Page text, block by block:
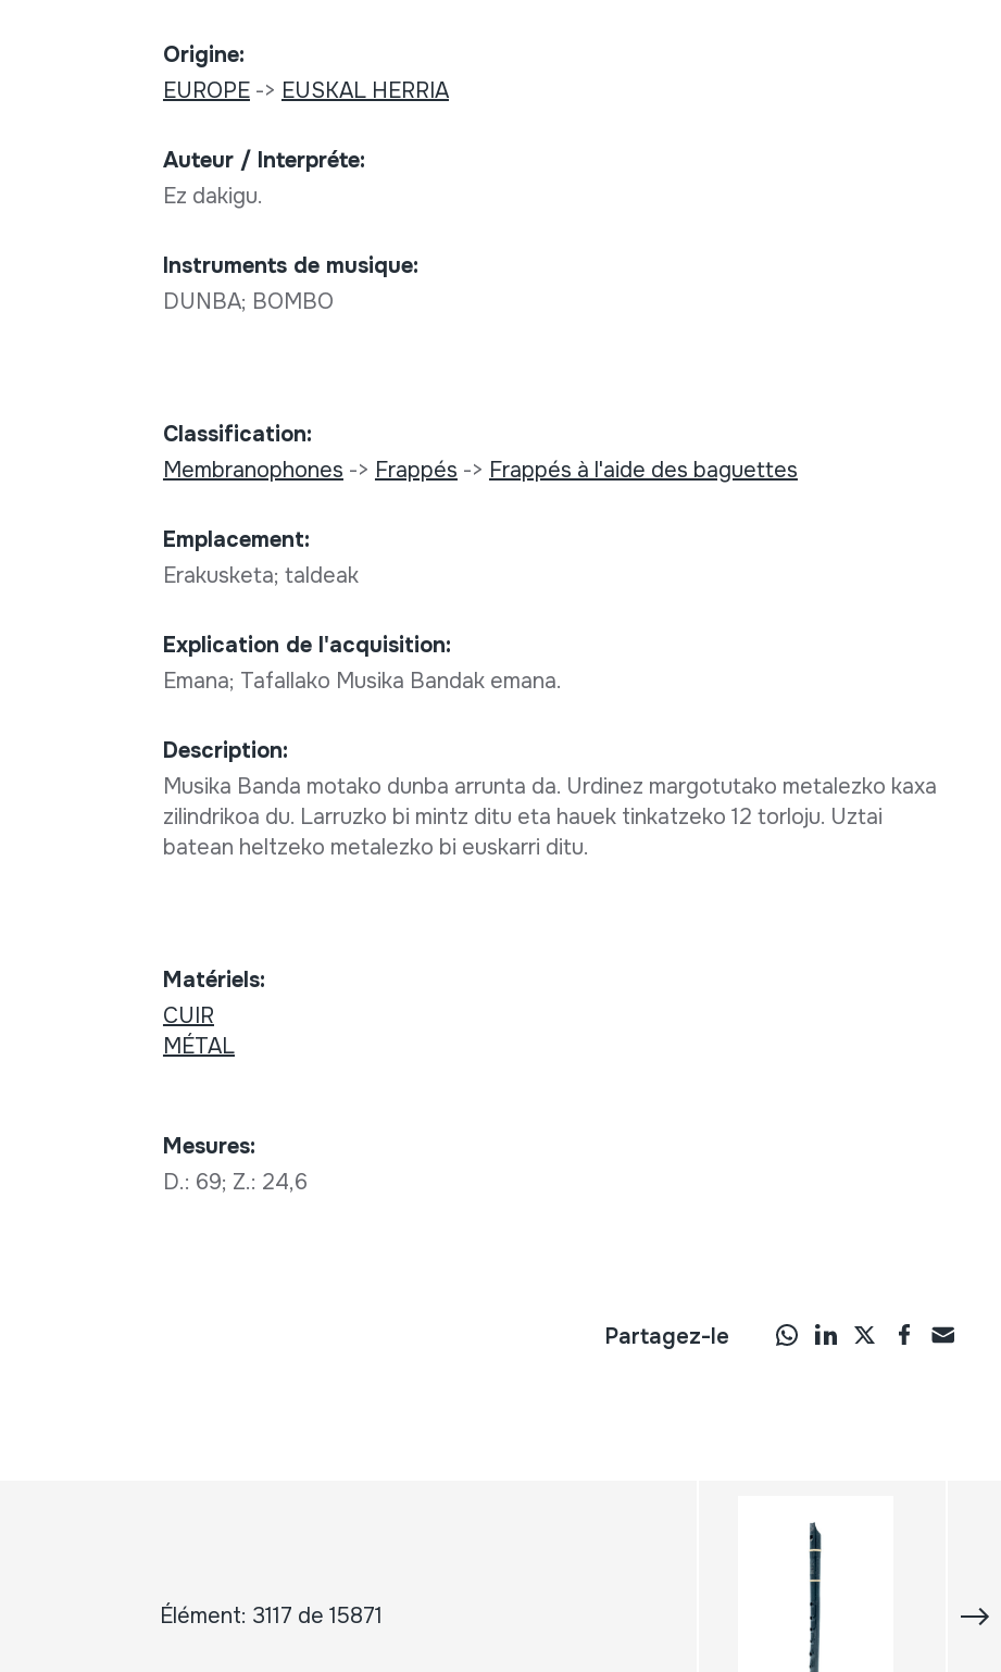
Origine:
EUROPE-> EUSKAL HERRIA
Auteur / Interpréte:
Ez dakigu.
Instruments de musique:
DUNBA; BOMBO
Classification:
Membranophones -> Frappés -> Frappés à l'aide des baguettes
Emplacement:
Erakusketa; taldeak
Explication de l'acquisition:
Emana; Tafallako Musika Bandak emana.
Description:
Musika Banda motako dunba arrunta da. Urdinez margotutako metalezko kaxa
zilindrikoa du. Larruzko bi mintz ditu eta hauek tinkatzeko 12 torloju. Uztai
batean heltzeko metalezko bi euskarri ditu.
Matériels:
CUIR
MÉTAL
Mesures:
D.: 69; Z.: 24,6
Partagez-le
Élément: 3117 de 15871